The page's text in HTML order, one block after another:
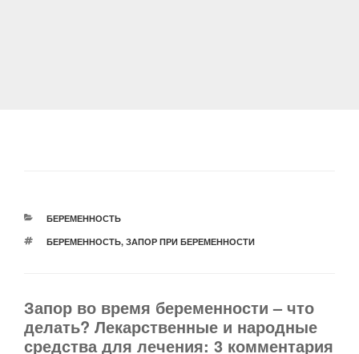
РУБРИКИ
БЕРЕМЕННОСТЬ
МЕТКИ
БЕРЕМЕННОСТЬ, ЗАПОР ПРИ БЕРЕМЕННОСТИ
Запор во время беременности – что
делать? Лекарственные и народные
средства для лечения: 3 комментария